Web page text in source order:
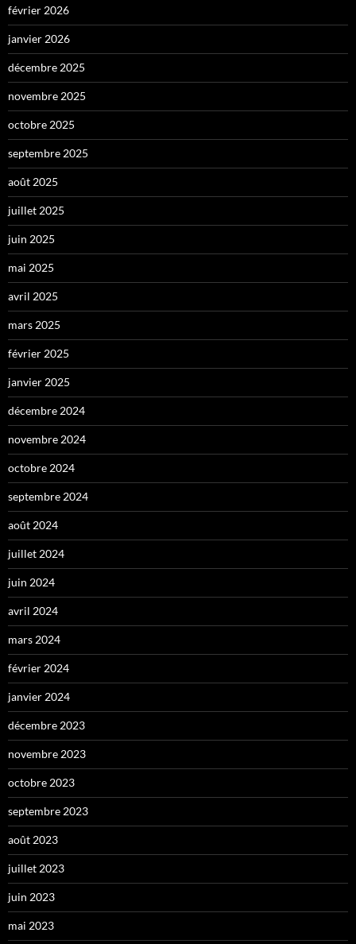
février 2026
janvier 2026
décembre 2025
novembre 2025
octobre 2025
septembre 2025
août 2025
juillet 2025
juin 2025
mai 2025
avril 2025
mars 2025
février 2025
janvier 2025
décembre 2024
novembre 2024
octobre 2024
septembre 2024
août 2024
juillet 2024
juin 2024
avril 2024
mars 2024
février 2024
janvier 2024
décembre 2023
novembre 2023
octobre 2023
septembre 2023
août 2023
juillet 2023
juin 2023
mai 2023